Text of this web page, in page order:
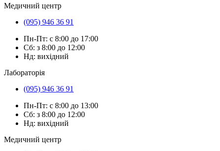
Медичний центр
(095) 946 36 91
Пн-Пт: с 8:00 до 17:00
Сб: з 8:00 до 12:00
Нд: вихідний
Лабораторія
(095) 946 36 91
Пн-Пт: с 8:00 до 13:00
Сб: з 8:00 до 12:00
Нд: вихідний
Медичний центр